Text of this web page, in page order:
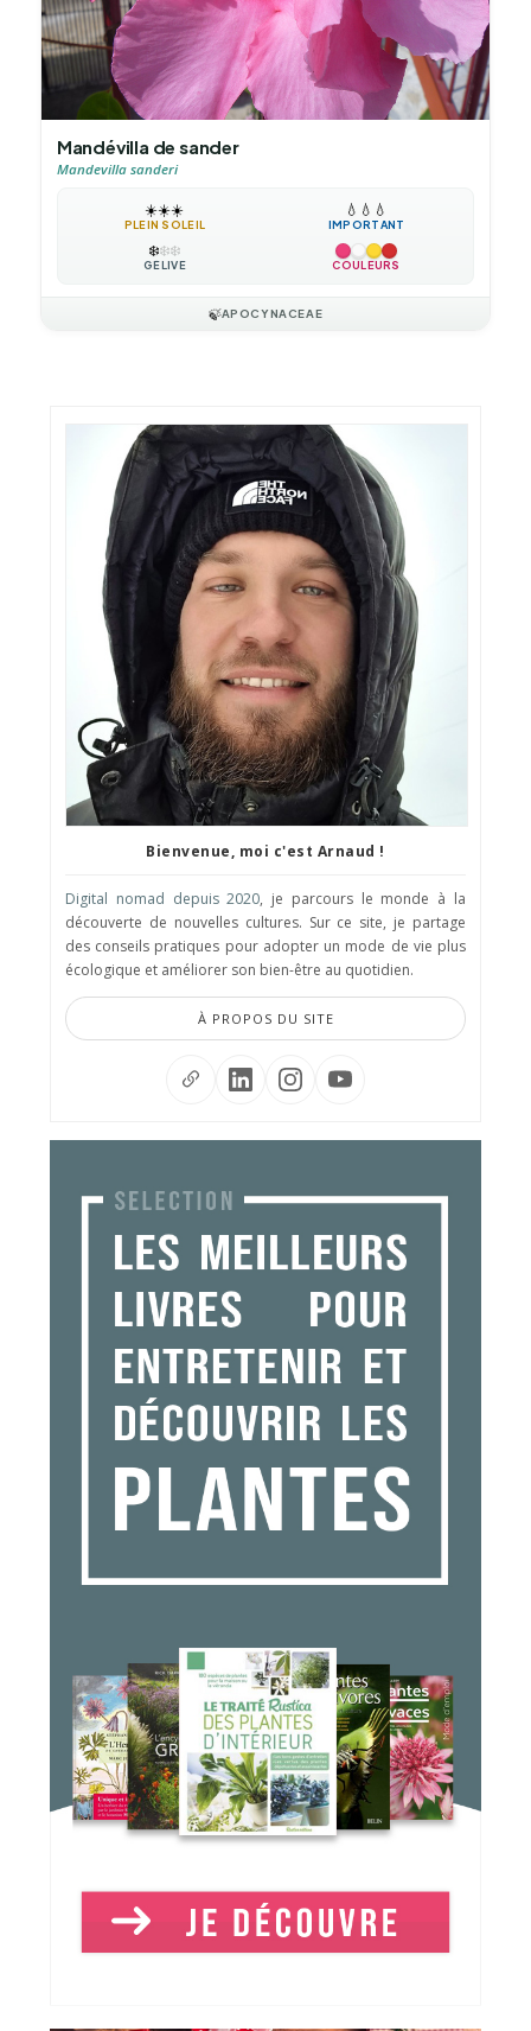
Mandévilla de sander
Mandevilla sanderi
☀️☀️☀️
PLEIN SOLEIL
💧 💧 💧
IMPORTANT
❄️❄️❄️
GÉLIVE COULEURS
🍃APOCYNACEAE
Bienvenue, moi c'est Arnaud !
Digital nomad depuis 2020, je parcours le monde à la
découverte de nouvelles cultures. Sur ce site, je partage
des conseils pratiques pour adopter un mode de vie plus
écologique et améliorer son bien-être au quotidien.
À PROPOS DU SITE